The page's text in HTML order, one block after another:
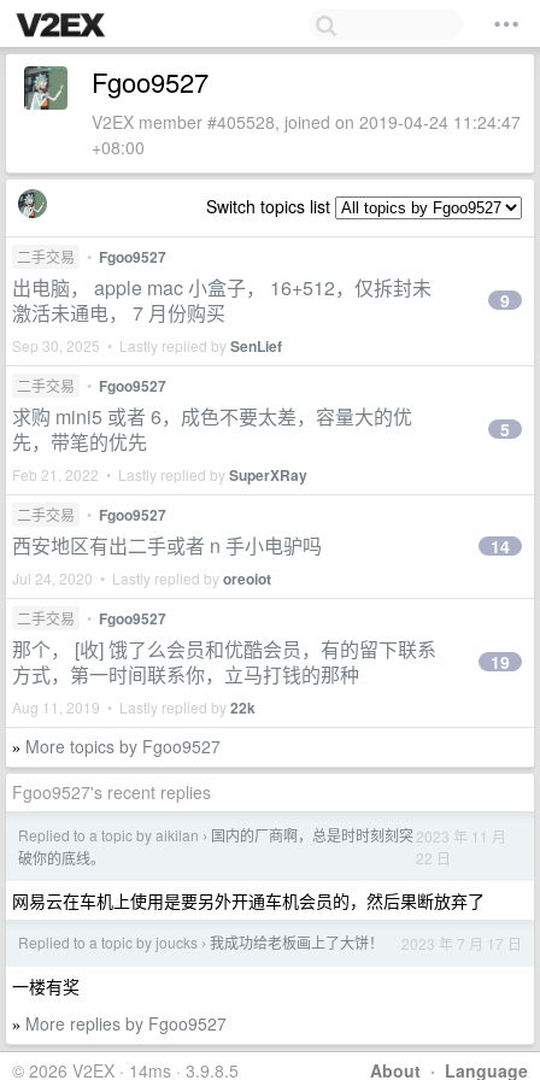
Fgoo9527
V2EX member #405528, joined on 2019-04-24 11:24:47
+08:00
Switch topics list
二手交易 • Fgoo9527
出电脑， apple mac 小盒子， 16+512，仅拆封未
激活未通电， 7 月份购买
Sep 30, 2025 • Lastly replied bySenLief
9
二手交易 • Fgoo9527
求购 mini5 或者 6，成色不要太差，容量大的优
先，带笔的优先
Feb 21, 2022 • Lastly replied bySuperXRay
5
二手交易 • Fgoo9527
西安地区有出二手或者 n 手小电驴吗
Jul 24, 2020 • Lastly replied byoreoiot
14
二手交易 • Fgoo9527
那个， [收] 饿了么会员和优酷会员，有的留下联系
方式，第一时间联系你，立马打钱的那种
Aug 11, 2019 • Lastly replied by22k
19
» More topics by Fgoo9527
Fgoo9527's recent replies
Replied to a topic by aikilan › 国内的厂商啊，总是时时刻刻突
破你的底线。
2023 年 11 月
22 日
网易云在车机上使用是要另外开通车机会员的，然后果断放弃了
Replied to a topic by joucks › 我成功给老板画上了大饼！ 2023 年 7 月 17 日
一楼有奖
» More replies by Fgoo9527
About · Language
© 2026 V2EX · 14ms · 3.9.8.5